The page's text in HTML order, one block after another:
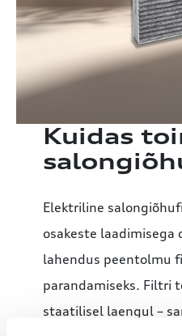
Kuidas
Elektriline
osakeste laadimisega
lahendus peentolmu
parandamiseks. Filtri
staatilisel laengul –